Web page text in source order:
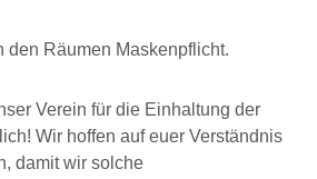
den Räumen Maskenpflicht.
Verein für die Einhaltung der
Wir hoffen auf euer Verständnis
damit wir solche